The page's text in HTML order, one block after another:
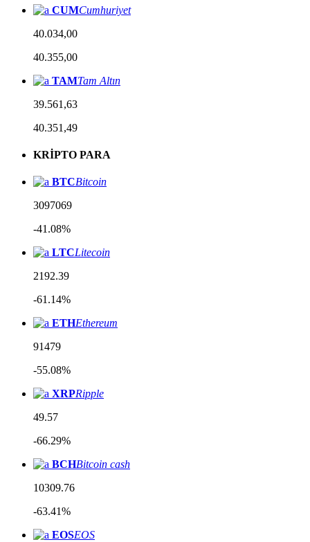
CUMCumhuriyet
40.034,00
40.355,00
TAMTam Altın
39.561,63
40.351,49
KRİPTO PARA
BTCBitcoin
3097069
-41.08%
LTCLitecoin
2192.39
-61.14%
ETHEthereum
91479
-55.08%
XRPRipple
49.57
-66.29%
BCHBitcoin cash
10309.76
-63.41%
EOSEOS